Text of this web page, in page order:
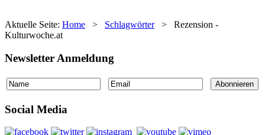
Aktuelle Seite: Home > Schlagwörter > Rezension -
Kulturwoche.at
Newsletter Anmeldung
Social Media